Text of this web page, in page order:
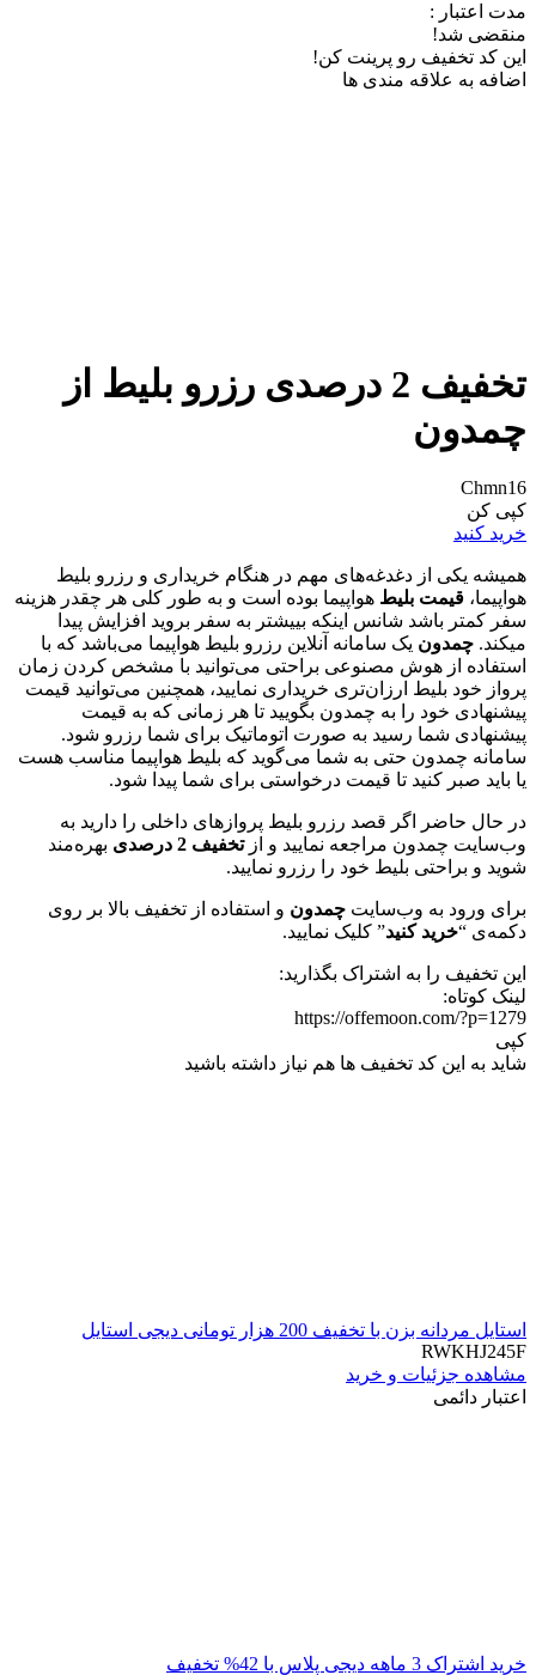
مدت اعتبار :
منقضی شد!
این کد تخفیف رو پرینت کن!
اضافه به علاقه مندی ها
تخفیف 2 درصدی رزرو بلیط از
چمدون
Chmn16
کپی کن
خرید کنید
همیشه یکی از دغدغه‌های مهم در هنگام خریداری و رزرو بلیط
هواپیما، قیمت بلیط هواپیما بوده است و به طور کلی هر چقدر هزینه
سفر کمتر باشد شانس اینکه بییشتر به سفر بروید افزایش پیدا
میکند. چمدون یک سامانه آنلاین رزرو بلیط هواپیما می‌باشد که با
استفاده از هوش مصنوعی براحتی می‌توانید با مشخص کردن زمان
پرواز خود بلیط ارزان‌تری خریداری نمایید، همچنین می‌توانید قیمت
پیشنهادی خود را به چمدون بگویید تا هر زمانی که به قیمت
پیشنهادی شما رسید به صورت اتوماتیک برای شما رزرو شود.
سامانه چمدون حتی به شما می‌گوید که بلیط هواپیما مناسب هست
یا باید صبر کنید تا قیمت درخواستی برای شما پیدا شود.
در حال حاضر اگر قصد رزرو بلیط پروازهای داخلی را دارید به
وب‌سایت چمدون مراجعه نمایید و از تخفیف 2 درصدی
بهره‌مند
شوید و براحتی بلیط خود را رزرو نمایید.
برای ورود به وب‌سایت چمدون و استفاده از تخفیف بالا بر روی
دکمه‌ی “خرید کنید” کلیک نمایید.
این تخفیف را به اشتراک بگذارید:
لینک کوتاه:
https://offemoon.com/?p=1279
کپی
شاید به این کد تخفیف ها هم نیاز داشته باشید
استایل مردانه بزن با تخفیف 200 هزار تومانی دیجی استایل
RWKHJ245F
مشاهده جزئیات و خرید
اعتبار دائمی
خرید اشتراک 3 ماهه دیجی پلاس با 42% تخفیف